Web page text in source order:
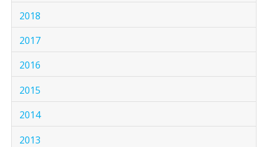
2018
2017
2016
2015
2014
2013